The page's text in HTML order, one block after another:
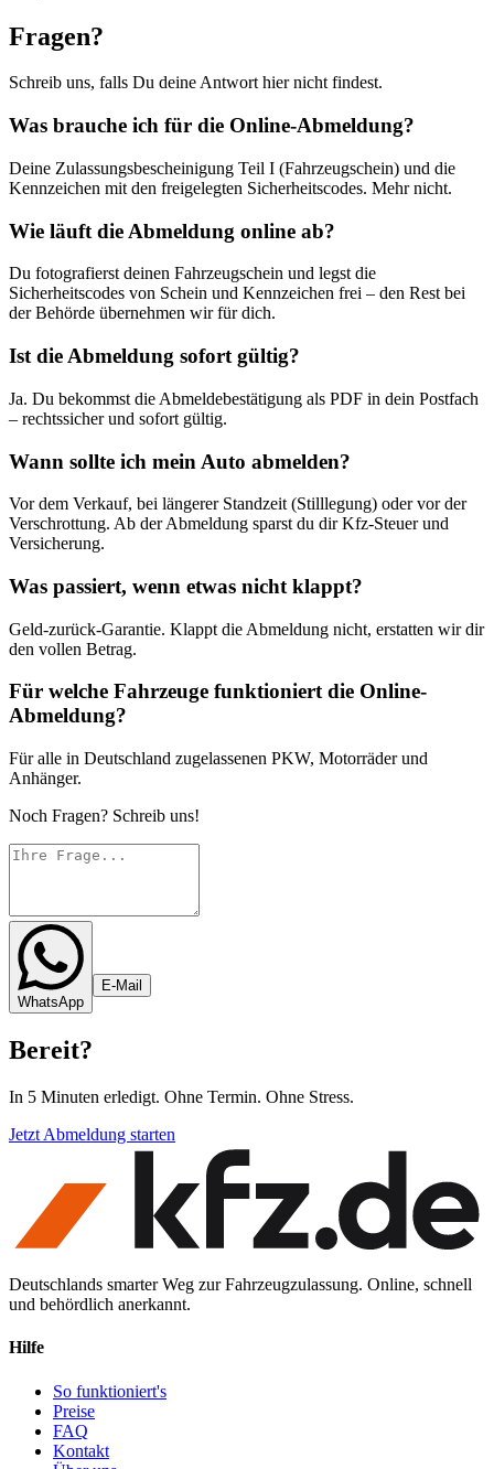
Fragen?
Schreib uns, falls Du deine Antwort hier nicht findest.
Was brauche ich für die Online-Abmeldung?
Deine Zulassungsbescheinigung Teil I (Fahrzeugschein) und die
Kennzeichen mit den freigelegten Sicherheitscodes. Mehr nicht.
Wie läuft die Abmeldung online ab?
Du fotografierst deinen Fahrzeugschein und legst die
Sicherheitscodes von Schein und Kennzeichen frei – den Rest bei
der Behörde übernehmen wir für dich.
Ist die Abmeldung sofort gültig?
Ja. Du bekommst die Abmeldebestätigung als PDF in dein Postfach
– rechtssicher und sofort gültig.
Wann sollte ich mein Auto abmelden?
Vor dem Verkauf, bei längerer Standzeit (Stilllegung) oder vor der
Verschrottung. Ab der Abmeldung sparst du dir Kfz-Steuer und
Versicherung.
Was passiert, wenn etwas nicht klappt?
Geld-zurück-Garantie. Klappt die Abmeldung nicht, erstatten wir dir
den vollen Betrag.
Für welche Fahrzeuge funktioniert die Online-
Abmeldung?
Für alle in Deutschland zugelassenen PKW, Motorräder und
Anhänger.
Noch Fragen? Schreib uns!
WhatsApp
E-Mail
Bereit?
In 5 Minuten erledigt. Ohne Termin. Ohne Stress.
Jetzt Abmeldung starten
Deutschlands smarter Weg zur Fahrzeugzulassung. Online, schnell
und behördlich anerkannt.
Hilfe
So funktioniert's
Preise
FAQ
Kontakt